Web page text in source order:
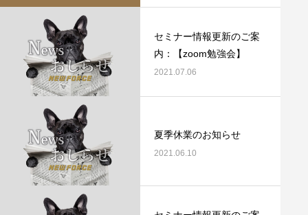
ム様）
セミナー情報更新のご案
内：【zoom勉強会】
2021.07.06
夏季休業のお知らせ
2021.06.10